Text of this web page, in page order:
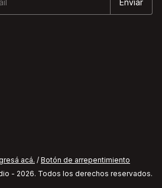
acá. / Botón de arrepentimiento
- 2026. Todos los derechos reservados.